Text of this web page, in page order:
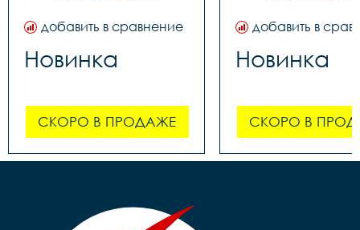
добавить в сравнение
Новинка
СКОРО В ПРОДАЖЕ
добавить в
Новинка
СКОРО В